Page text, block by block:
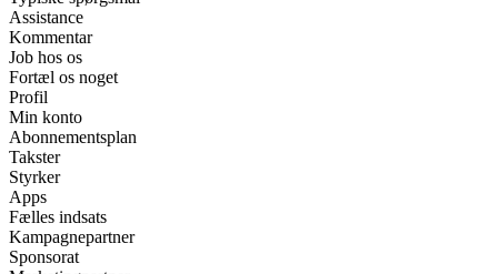
Assistance
Kommentar
Job hos os
Fortæl os noget
Profil
Min konto
Abonnementsplan
Takster
Styrker
Apps
Fælles indsats
Kampagnepartner
Sponsorat